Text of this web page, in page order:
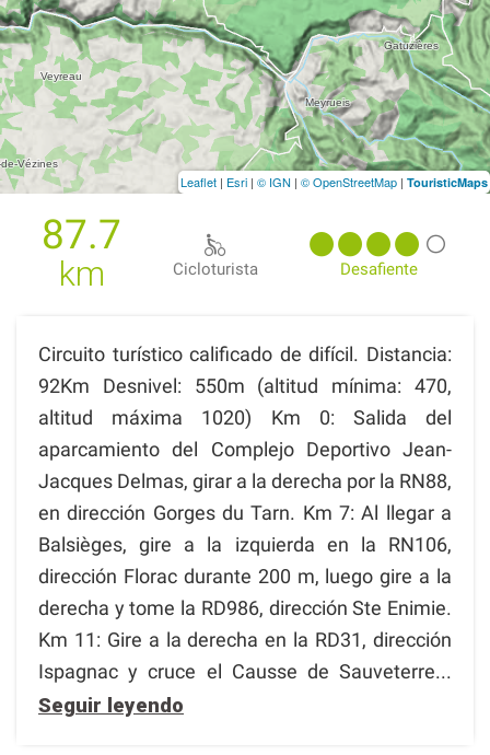
87.7
km Cicloturista Desafiente
Circuito turístico calificado de difícil. Distancia:
92Km Desnivel: 550m (altitud mínima: 470,
altitud máxima 1020) Km 0: Salida del
aparcamiento del Complejo Deportivo Jean-
Jacques Delmas, girar a la derecha por la RN88,
en dirección Gorges du Tarn. Km 7: Al llegar a
Balsièges, gire a la izquierda en la RN106,
dirección Florac durante 200 m, luego gire a la
derecha y tome la RD986, dirección Ste Enimie.
Km 11: Gire a la derecha en la RD31, dirección
Ispagnac y cruce el Causse de Sauveterre...
Seguir leyendo
Leaflet | Esri | © IGN | © OpenStreetMap | TouristicMaps